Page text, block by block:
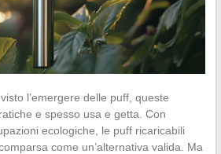
l’emergere delle puff, queste
e spesso usa e getta. Con
ecologiche, le puff ricaricabili
come un’alternativa valida. Ma